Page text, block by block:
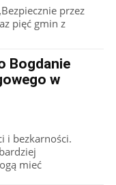
przez
pięć gmin z
Bogdanie
w
i bezkarności.
mieć